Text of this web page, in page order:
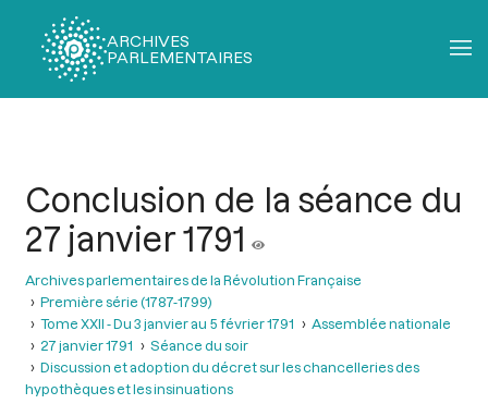
ARCHIVES
PARLEMENTAIRES
Conclusion de la séance du
27 janvier 1791
Archives parlementaires de la Révolution Française
Première série (1787-1799)
Tome XXII - Du 3 janvier au 5 février 1791
Assemblée nationale
27 janvier 1791
Séance du soir
Discussion et adoption du décret sur les chancelleries des
hypothèques et les insinuations